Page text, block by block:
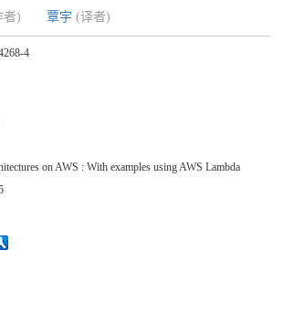
者) 覃宇 (译者)
4
on AWS : With examples using AWS Lambda